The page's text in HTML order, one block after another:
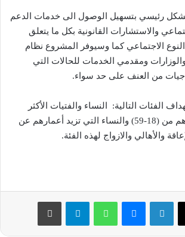
إ
ر
رئيسي بتسهيل الوصول الى خدمات الدعم
والاستشارات القانونية بكل ما يتعلق
الاجتماعي كما وسيوفر المشروع نظام
ومقدمي الخدمات للحالات التي
من العنف على حد سواء.
الفئات التالية: ‏‏ النساء والفتيات الأكثر
ضعفاً وتتراوح أعمارهم من (18-59) والنساء التي تزيد أعمارهم عن
‫X لينكدإن واتساب تيلقرام